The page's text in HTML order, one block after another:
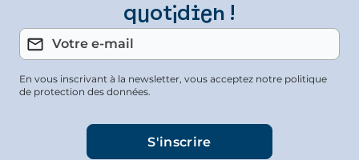
quotidien !
En vous inscrivant à la newsletter, vous acceptez notre politique
de protection des données.